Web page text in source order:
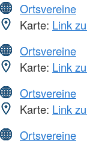
Ortsvereine
Karte: Link
Ortsvereine
Karte: Link
Ortsvereine
Karte: Link
Ortsvereine